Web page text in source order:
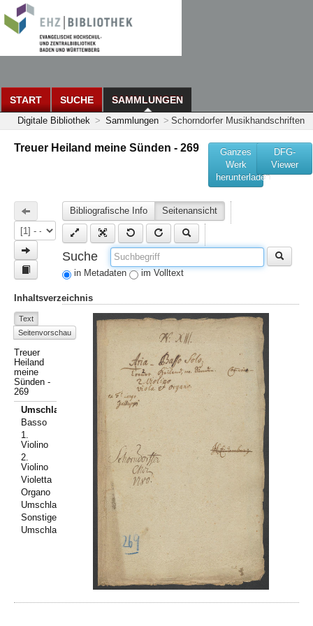
START SUCHE SAMMLUNGEN
Digitale Bibliothek > Sammlungen > Schorndorfer Musikhandschriften
Treuer Heiland meine Sünden - 269
Ganzes
Werk
herunterladen
DFG-
Viewer
Inhaltsverzeichnis
Text
Seitenvorschau
Treuer
Heiland
meine
Sünden -
269
Umschlag
Basso
1.
Violino
2.
Violino
Violetta
Organo
Umschlag
Sonstiges
Umschlag
Bibliografische Info Seitenansicht
Suche
in Metadaten im Volltext